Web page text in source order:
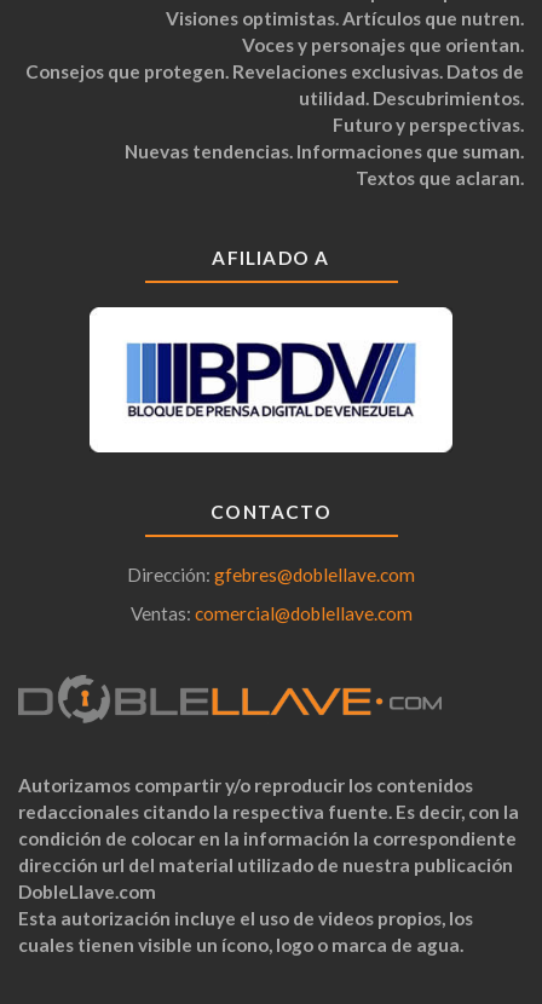
Visiones optimistas. Artículos que nutren.
Voces y personajes que orientan.
Consejos que protegen. Revelaciones exclusivas. Datos de
utilidad. Descubrimientos.
Futuro y perspectivas.
Nuevas tendencias. Informaciones que suman.
Textos que aclaran.
AFILIADO A
CONTACTO
Dirección: gfebres@doblellave.com
Ventas: comercial@doblellave.com
Autorizamos compartir y/o reproducir los contenidos
redaccionales citando la respectiva fuente. Es decir, con la
condición de colocar en la información la correspondiente
dirección url del material utilizado de nuestra publicación
DobleLlave.com
Esta autorización incluye el uso de videos propios, los
cuales tienen visible un ícono, logo o marca de agua.